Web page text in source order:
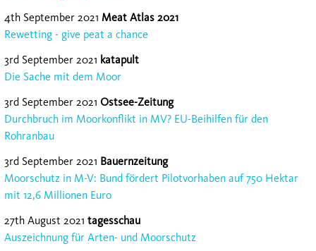
4th September 2021 Meat Atlas 2021
Rewetting - give peat a chance
3rd September 2021 katapult
Die Sache mit dem Moor
3rd September 2021 Ostsee-Zeitung
Durchbruch im Moorkonflikt in MV? EU-Beihilfen für den
Rohranbau
3rd September 2021 Bauernzeitung
Moorschutz in M-V: Bund fördert Pilotvorhaben auf 750 Hektar
mit 12,6 Millionen Euro
27th August 2021 tagesschau
Auszeichnung für Arten- und Moorschutz